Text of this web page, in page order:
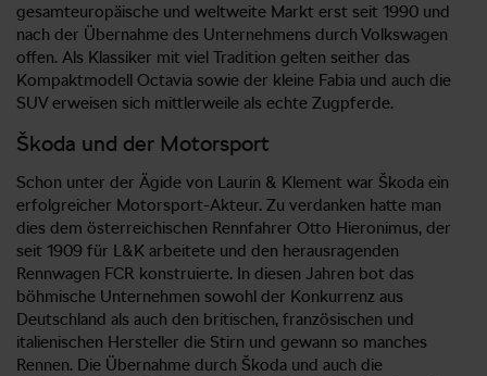
gesamteuropäische und weltweite Markt erst seit 1990 und
nach der Übernahme des Unternehmens durch Volkswagen
offen. Als Klassiker mit viel Tradition gelten seither das
Kompaktmodell Octavia sowie der kleine Fabia und auch die
SUV erweisen sich mittlerweile als echte Zugpferde.
Škoda und der Motorsport
Schon unter der Ägide von Laurin & Klement war Škoda ein
erfolgreicher Motorsport-Akteur. Zu verdanken hatte man
dies dem österreichischen Rennfahrer Otto Hieronimus, der
seit 1909 für L&K arbeitete und den herausragenden
Rennwagen FCR konstruierte. In diesen Jahren bot das
böhmische Unternehmen sowohl der Konkurrenz aus
Deutschland als auch den britischen, französischen und
italienischen Hersteller die Stirn und gewann so manches
Rennen. Die Übernahme durch Škoda und auch die